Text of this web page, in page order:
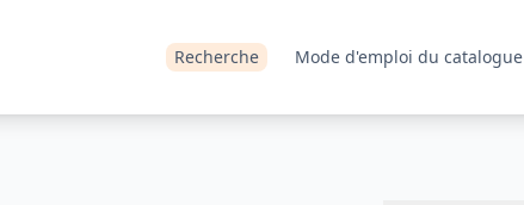
Recherche Mode d'emploi du catalogue